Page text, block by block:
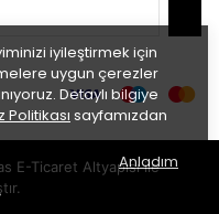
iyileştirmek için
uygun çerezler
Detaylı bilgiye
Politikası sayfamızdan
Anladım
E-Ticaret Altyapısı ile